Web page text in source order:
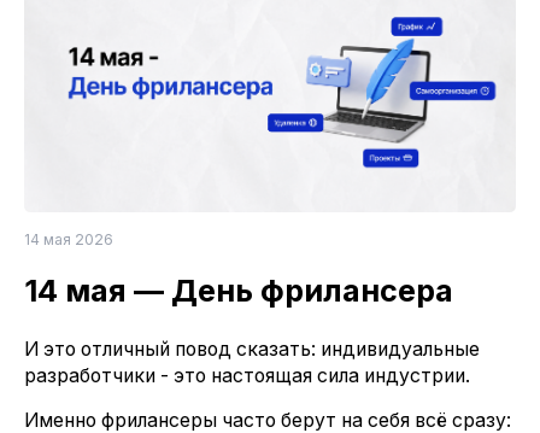
14 мая 2026
14 мая — День фрилансера
И это отличный повод сказать: индивидуальные
разработчики - это настоящая сила индустрии.
Именно фрилансеры часто берут на себя всё сразу: